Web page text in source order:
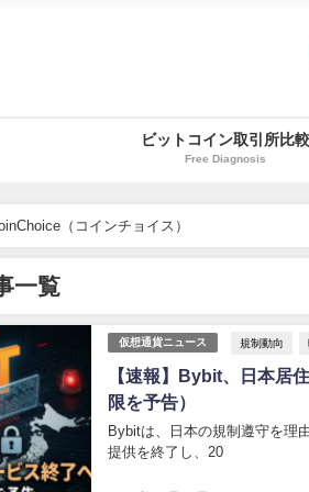
ビットコイン取引所比較
Free Diagnosis
（コインチョイス）
一覧
仮想通貨ニュース 規制動向
【速報】Bybit、日本居
限を予告）
Bybitは、日本の規制遵守を理
提供を終了し、20